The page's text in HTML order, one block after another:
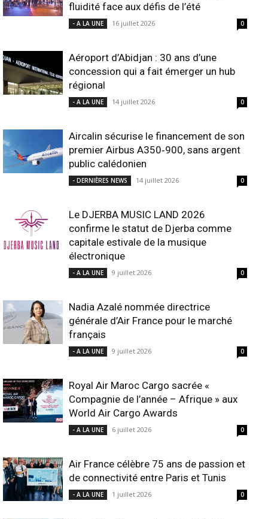
fluidité face aux défis de l’été
- A LA UNE 16 juillet 2026 0
Aéroport d’Abidjan : 30 ans d’une
concession qui a fait émerger un hub
régional
- A LA UNE 14 juillet 2026 0
Aircalin sécurise le financement de son
premier Airbus A350‑900, sans argent
public calédonien
- DERNIÈRES NEWS 14 juillet 2026 0
Le DJERBA MUSIC LAND 2026
confirme le statut de Djerba comme
capitale estivale de la musique
électronique
- A LA UNE 9 juillet 2026 0
Nadia Azalé nommée directrice
générale d’Air France pour le marché
français
- A LA UNE 9 juillet 2026 0
Royal Air Maroc Cargo sacrée «
Compagnie de l’année – Afrique » aux
World Air Cargo Awards
- A LA UNE 6 juillet 2026 0
Air France célèbre 75 ans de passion et
de connectivité entre Paris et Tunis
- A LA UNE 1 juillet 2026 0